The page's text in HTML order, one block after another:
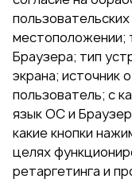
местоположении;
Браузера; тип
экрана; источник
пользователь; с
язык ОС и
какие кнопки
целях
ретаргетинга и